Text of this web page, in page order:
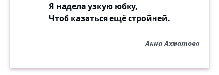
Я надела узкую юбку,
Чтоб казаться ещё стройней.
Анна Ахматова